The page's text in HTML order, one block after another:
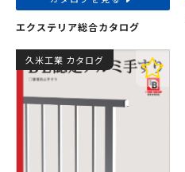
エクステリア総合カタログ
久米工業 カタログ